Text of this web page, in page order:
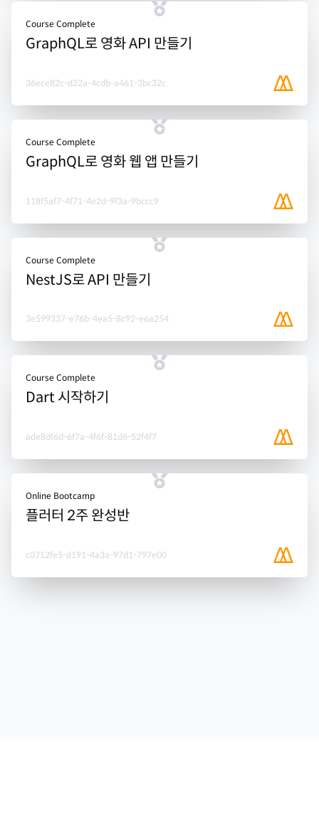
Course Complete
GraphQL로 영화 API 만들기
36ece82c-d22a-4cdb-a461-3bc32c
Course Complete
GraphQL로 영화 웹 앱 만들기
118f5af7-4f71-4e2d-9f3a-9bccc9
Course Complete
NestJS로 API 만들기
3e599337-e76b-4ea5-8c92-e6a254
Course Complete
Dart 시작하기
ade8df6d-6f7a-4f6f-81d6-52f4f7
Online Bootcamp
플러터 2주 완성반
c0712fe5-d191-4a3a-97d1-797e00